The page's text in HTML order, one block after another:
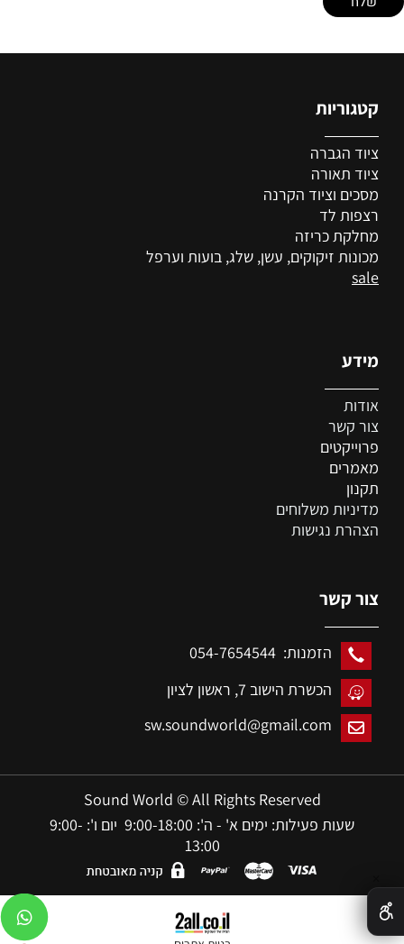
קטגוריות
ציוד הגברה
ציוד תאורה
מסכים וציוד הקרנה
רצפות לד
מחלקת כריזה
מכונות זיקוקים, עשן, שלג, בועות וערפל
sale
מידע
אודות
צור קשר
פרוייקטים
מאמרים
תקנון
מדיניות משלוחים
הצהרת נגישות
צור קשר
הזמנות: 054-7654544
הכשרת הישוב 7,
ראשון לציון
sw.soundworld@gmail.com
Sound World © All Rights Reserved
שעות פעילות: ימים א' - ה': 9:00-18:00 יום ו': 9:00-
13:00